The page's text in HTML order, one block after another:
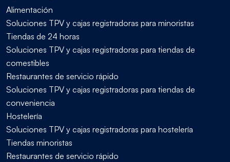
Alimentación
Soluciones TPV y cajas registradoras para minoristas
Tiendas de 24 horas
Soluciones TPV y cajas registradoras para tiendas de
comestibles
Restaurantes de servicio rápido
Soluciones TPV y cajas registradoras para tiendas de
conveniencia
Hostelería
Soluciones TPV y cajas registradoras para hostelería
Tiendas minoristas
Restaurantes de servicio rápido